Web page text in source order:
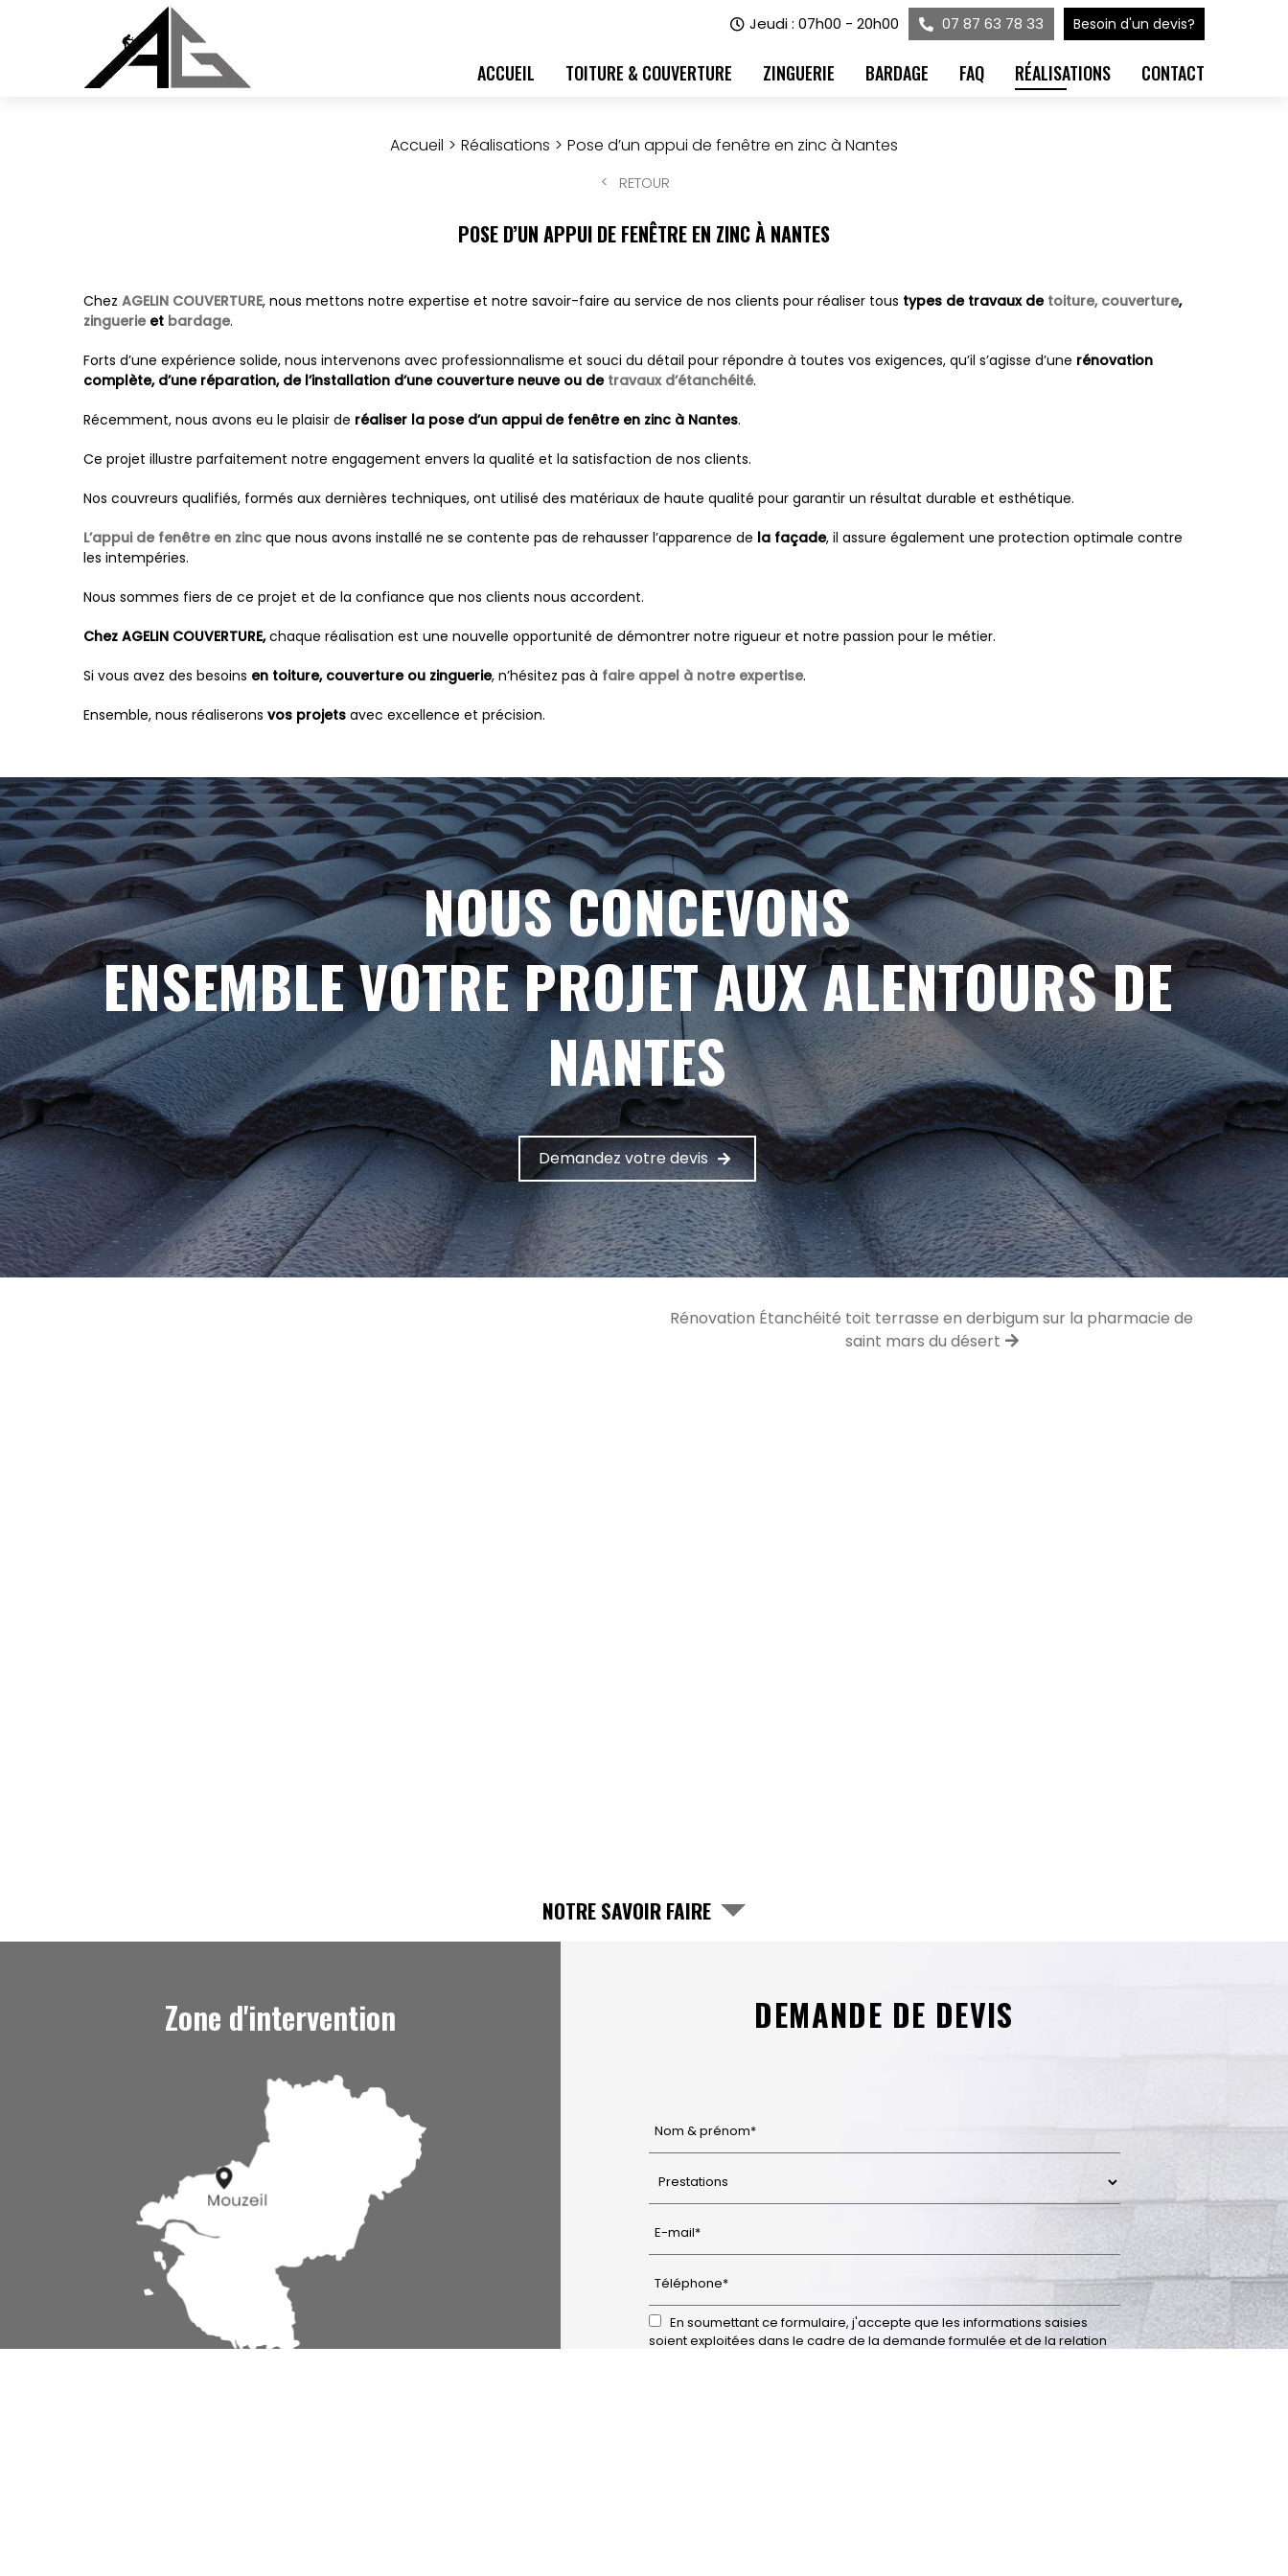
recaptcha
Jeudi : 07h00 - 20h00 07 87 63 78 33 Besoin d'un devis?
ACCUEIL TOITURE & COUVERTURE ZINGUERIE BARDAGE FAQ RÉALISATIONS CONTACT
Accueil Réalisations Pose d’un appui de fenêtre en zinc à Nantes
RETOUR
POSE D’UN APPUI DE FENÊTRE EN ZINC À NANTES
Chez AGELIN COUVERTURE, nous mettons notre expertise et notre savoir-faire au service de nos clients pour réaliser tous types de travaux de toiture, couverture,
zinguerie et bardage.
Forts d’une expérience solide, nous intervenons avec professionnalisme et souci du détail pour répondre à toutes vos exigences, qu’il s’agisse d’une rénovation
complète, d’une réparation, de l’installation d’une couverture neuve ou de travaux d’étanchéité.
Récemment, nous avons eu le plaisir de réaliser la pose d’un appui de fenêtre en zinc à Nantes.
Ce projet illustre parfaitement notre engagement envers la qualité et la satisfaction de nos clients.
Nos couvreurs qualifiés, formés aux dernières techniques, ont utilisé des matériaux de haute qualité pour garantir un résultat durable et esthétique.
L’appui de fenêtre en zinc que nous avons installé ne se contente pas de rehausser l’apparence de la façade, il assure également une protection optimale contre
les intempéries.
Nous sommes fiers de ce projet et de la confiance que nos clients nous accordent.
Chez AGELIN COUVERTURE,chaque réalisation est une nouvelle opportunité de démontrer notre rigueur et notre passion pour le métier.
Si vous avez des besoins en toiture, couverture ou zinguerie, n’hésitez pas à faire appel à notre expertise.
Ensemble, nous réaliserons vos projets avec excellence et précision.
NOUS CONCEVONS
ENSEMBLE VOTRE PROJET AUX ALENTOURS DE
NANTES
Demandez votre devis
Rénovation Étanchéité toit terrasse en derbigum sur la pharmacie de
saint mars du désert
NOTRE SAVOIR FAIRE
Zone d'intervention DEMANDE DE DEVIS
En soumettant ce formulaire, j'accepte que les informations saisies
soient exploitées dans le cadre de la demande formulée et de la relation